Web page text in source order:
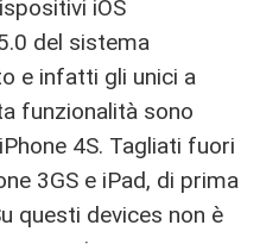
iOS
del sistema
e infatti gli unici a
funzionalità sono
4S. Tagliati fuori
3GS e iPad, di prima
questi devices non è